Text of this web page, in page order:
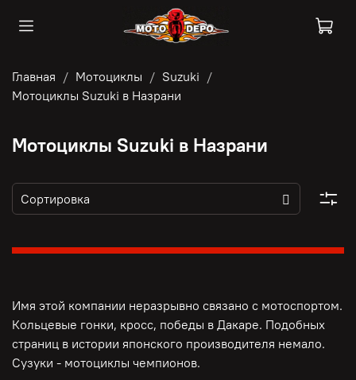
Главная Мотоциклы
Suzuki
Мотоциклы Suzuki в Назрани
Мотоциклы Suzuki в Назрани
Имя этой компании неразрывно связано с мотоспортом.
Кольцевые гонки, кросс, победы в Дакаре. Подобных
страниц в истории японского производителя немало.
Сузуки - мотоциклы чемпионов.